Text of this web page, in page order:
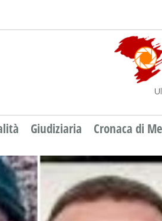
Giudiziaria Cronaca di